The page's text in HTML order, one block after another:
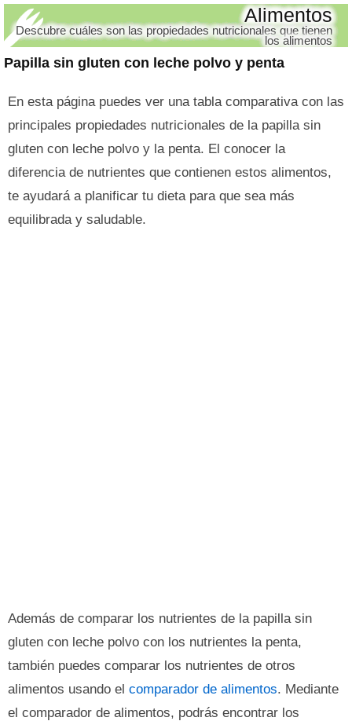
Papilla sin gluten con leche polvo y penta
Alimentos
Descubre cuáles son las propiedades nutricionales que tienen
los alimentos
En esta página puedes ver una tabla comparativa con las
principales propiedades nutricionales de la papilla sin
gluten con leche polvo y la penta. El conocer la
diferencia de nutrientes que contienen estos alimentos,
te ayudará a planificar tu dieta para que sea más
equilibrada y saludable.
Además de comparar los nutrientes de la papilla sin
gluten con leche polvo con los nutrientes la penta,
también puedes comparar los nutrientes de otros
alimentos usando el comparador de alimentos. Mediante
el comparador de alimentos, podrás encontrar los